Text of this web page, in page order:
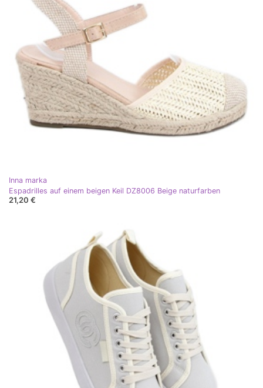
Inna marka
Espadrilles auf einem beigen Keil DZ8006 Beige naturfarben
21,20 €